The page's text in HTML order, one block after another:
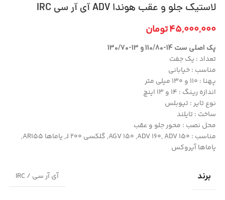
لاستیک جلو و عقب هوندا ADV آی آر سی IRC
45,000,000تومان
پک اصلی ست 14-110/80 و 13-130/70
تعداد : یک جفت
مناسب : خیابانی
پهنا : 110 و 130 میلی متر
اندازه رینگ : 14 و 13 اینچ
نوع تایر : تیوبلس
ساخت : تایلند
محل نصب : محور جلو و عقب
مناسب : AGV 150 ,ADV 160, ADV 150, گلکسی J 200, یاماها AR155,
یاماها آیروکس
برند آی آر سی / IRC